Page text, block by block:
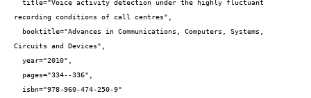
recording conditions of call centres",
Circuits and Devices",